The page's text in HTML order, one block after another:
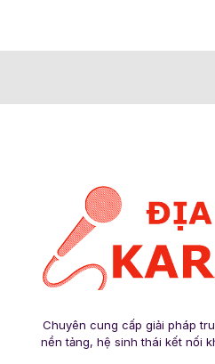
Chuyên cung cấp giải pháp
nền tảng, hệ sinh thái kết nối